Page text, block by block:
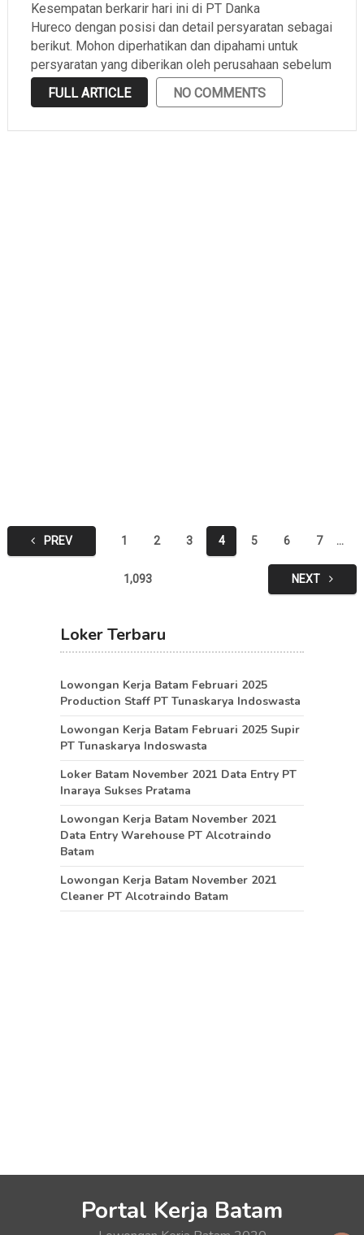
Kesempatan berkarir hari ini di PT Danka
Hureco dengan posisi dan detail persyaratan sebagai
berikut. Mohon diperhatikan dan dipahami untuk
persyaratan yang diberikan oleh perusahaan sebelum
melamar.
FULL ARTICLE NO COMMENTS
Posts
pagination
PREV 1 2 3 4 5 6 7 …
1,093 NEXT
Loker Terbaru
Lowongan Kerja Batam Februari 2025
Production Staff PT Tunaskarya Indoswasta
Lowongan Kerja Batam Februari 2025 Supir
PT Tunaskarya Indoswasta
Loker Batam November 2021 Data Entry PT
Inaraya Sukses Pratama
Lowongan Kerja Batam November 2021
Data Entry Warehouse PT Alcotraindo
Batam
Lowongan Kerja Batam November 2021
Cleaner PT Alcotraindo Batam
Portal Kerja Batam